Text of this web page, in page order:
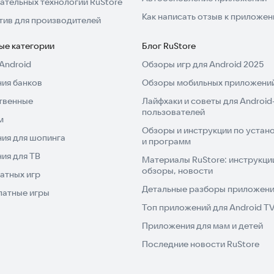
найти оптимальное решение, отвечающее
для производителей
Как написать отзыв к
категории
банков
для шопинга
для ТВ
игр
игры
Блог RuStore
Обзоры игр для Android 2025
Обзоры мобильных
Лайфхаки и советы для
пользователей
Обзоры и инструкции по
и программ
Материалы RuStore:
обзоры, новости
Детальные разборы
Топ приложений для Android
Приложения для мам и детей
Последние новости RuStore